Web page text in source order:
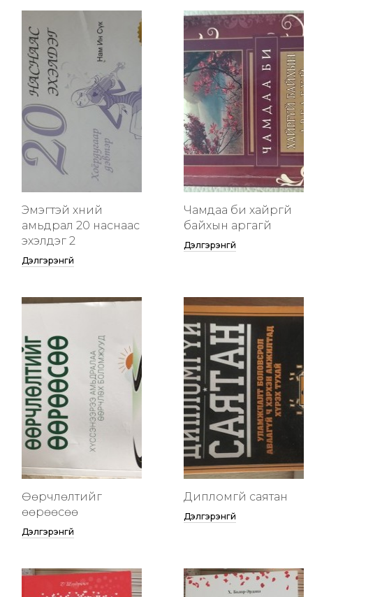
Эмэгтэй хүний
амьдрал 20 наснаас
эхэлдэг 2
Дэлгэрэнгүй
Чамдаа би хайргүй
байхын аргагүй
Дэлгэрэнгүй
Өөрчлөлтийг
өөрөөсөө
Дэлгэрэнгүй
Дипломгүй саятан
Дэлгэрэнгүй